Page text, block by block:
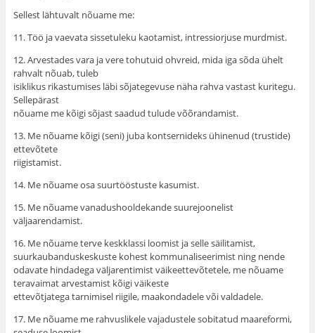
Sellest lähtuvalt nõuame me:
11. Töö ja vaevata sissetuleku kaotamist, intressiorjuse murdmist.
12. Arvestades vara ja vere tohutuid ohvreid, mida iga sõda ühelt
rahvalt nõuab, tuleb
isiklikus rikastumises läbi sõjategevuse näha rahva vastast kuritegu.
Sellepärast
nõuame me kõigi sõjast saadud tulude võõrandamist.
13. Me nõuame kõigi (seni) juba kontsernideks ühinenud (trustide)
ettevõtete
riigistamist.
14. Me nõuame osa suurtööstuste kasumist.
15. Me nõuame vanadushooldekande suurejoonelist
väljaarendamist.
16. Me nõuame terve keskklassi loomist ja selle säilitamist,
suurkaubanduskeskuste kohest kommunaliseerimist ning nende
odavate hindadega väljarentimist väikeettevõtetele, me nõuame
teravaimat arvestamist kõigi väikeste
ettevõtjatega tarnimisel riigile, maakondadele või valdadele.
17. Me nõuame me rahvuslikele vajadustele sobitatud maareformi,